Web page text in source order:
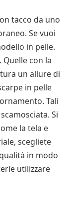
tacco da uno
Se vuoi
in pelle.
con la
un allure di
in pelle
Tali
Si
la tela e
scegliete
in modo
utilizzare